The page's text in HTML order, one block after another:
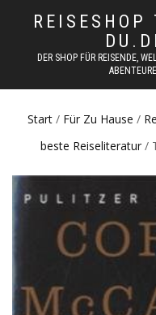
REISESHOP
DER SHOP FÜR REISENDE,
Start/ Für Zu Hause /
beste Reiseliteratur /